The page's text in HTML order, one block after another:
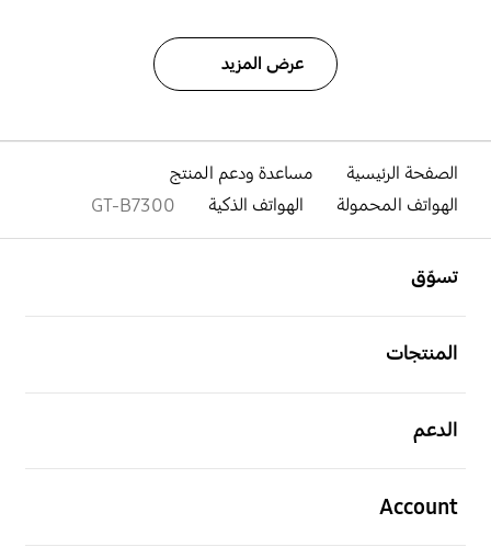
عرض المزيد
الصفحة الرئيسية
مساعدة ودعم المنتج
الهواتف المحمولة
الهواتف الذكية GT-B7300
تسوّق
المنتجات
الدعم
Account